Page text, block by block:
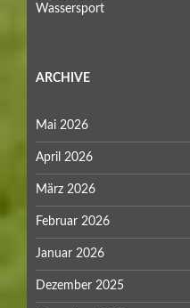
Wassersport
ARCHIVE
Mai 2026
April 2026
März 2026
Februar 2026
Januar 2026
Dezember 2025